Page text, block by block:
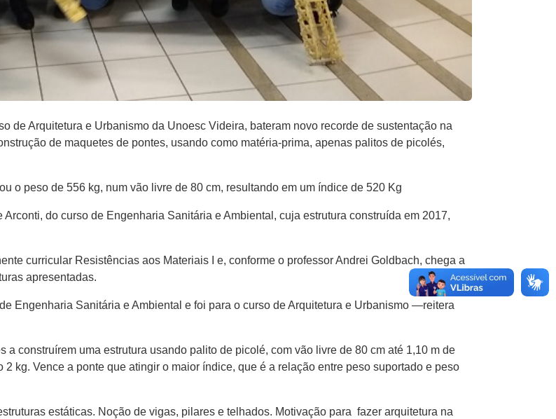
de Arquitetura e Urbanismo da Unoesc Videira, bateram novo recorde de sustentação na
de maquetes de pontes, usando como matéria-prima, apenas palitos de picolés,
o peso de 556 kg, num vão livre de 80 cm, resultando em um índice de 520 Kg
do curso de Engenharia Sanitária e Ambiental, cuja estrutura construída em 2017,
curricular Resistências aos Materiais I e, conforme o professor Andrei Goldbach, chega a
apresentadas.
Engenharia Sanitária e Ambiental e foi para o curso de Arquitetura e Urbanismo —reitera
construírem uma estrutura usando palito de picolé, com vão livre de 80 cm até 1,10 m de
kg. Vence a ponte que atingir o maior índice, que é a relação entre peso suportado e peso
estáticas. Noção de vigas, pilares e telhados. Motivação para fazer arquitetura na